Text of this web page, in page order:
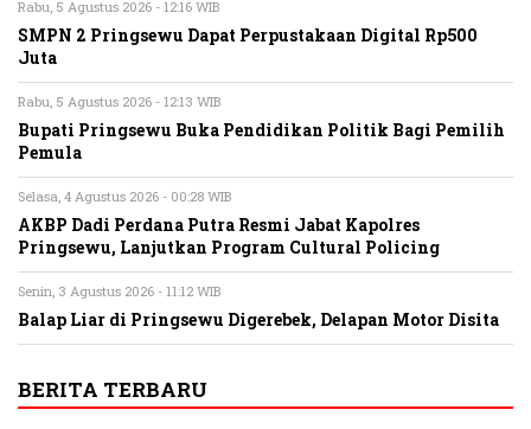
Rabu, 5 Agustus 2026 - 12:16 WIB
SMPN 2 Pringsewu Dapat Perpustakaan Digital Rp500
Juta
Rabu, 5 Agustus 2026 - 12:13 WIB
Bupati Pringsewu Buka Pendidikan Politik Bagi Pemilih
Pemula
Selasa, 4 Agustus 2026 - 00:28 WIB
AKBP Dadi Perdana Putra Resmi Jabat Kapolres
Pringsewu, Lanjutkan Program Cultural Policing
Senin, 3 Agustus 2026 - 11:12 WIB
Balap Liar di Pringsewu Digerebek, Delapan Motor Disita
BERITA TERBARU